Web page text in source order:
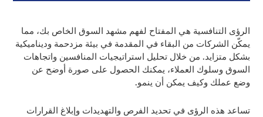
الرؤى التنافسية هي المفتاح لفهم مشهد السوق الخاص بك، مما
يمكّن الشركات من البقاء في المقدمة في بيئة مزدحمة وديناميكية
بشكل متزايد. من خلال تحليل استراتيجيات المنافسين واتجاهات
السوق وسلوك العملاء، يمكنك الحصول على صورة أوضح عن
وضع عملك وكيف يمكن أن ينمو.
تساعد هذه الرؤى في تحديد الفرص والتهديدات وإبلاغ القرارات